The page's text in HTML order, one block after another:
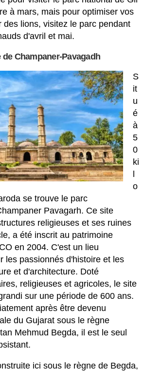
à mars, mais pour optimiser vos
des lions, visitez le parc pendant
d'avril et mai.
Champaner-Pavagadh
S
it
u
é
à
5
0
ki
l
o
se trouve le parc
Pavagarh. Ce site
religieuses et ses ruines
a été inscrit au patrimoine
en 2004. C'est un lieu
les passionnés d'histoire et les
et d'architecture. Doté
religieuses et agricoles, le site
sur une période de 600 ans.
après être devenu
du Gujarat sous le règne
Mehmud Begda, il est le seul
ici sous le règne de Begda,